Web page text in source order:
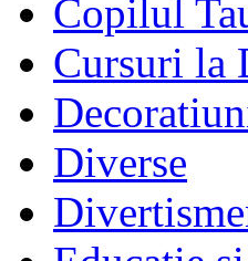
Copilul
Cursuri la
Diverse